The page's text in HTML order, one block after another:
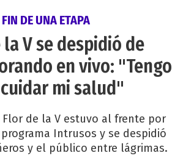
FIN DE UNA ETAPA
V se despidió de
en vivo: "Tengo
mi salud"
de la V estuvo al frente por
Intrusos y se despidió
y el público entre lágrimas.